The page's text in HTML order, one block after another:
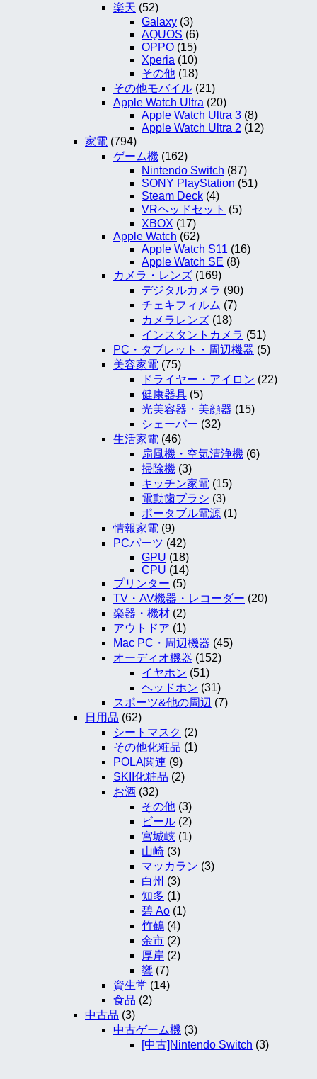
楽天 (52)
Galaxy (3)
AQUOS (6)
OPPO (15)
Xperia (10)
その他 (18)
その他モバイル (21)
Apple Watch Ultra (20)
Apple Watch Ultra 3 (8)
Apple Watch Ultra 2 (12)
家電 (794)
ゲーム機 (162)
Nintendo Switch (87)
SONY PlayStation (51)
Steam Deck (4)
VRヘッドセット (5)
XBOX (17)
Apple Watch (62)
Apple Watch S11 (16)
Apple Watch SE (8)
カメラ・レンズ (169)
デジタルカメラ (90)
チェキフィルム (7)
カメラレンズ (18)
インスタントカメラ (51)
PC・タブレット・周辺機器 (5)
美容家電 (75)
ドライヤー・アイロン (22)
健康器具 (5)
光美容器・美顔器 (15)
シェーバー (32)
生活家電 (46)
扇風機・空気清浄機 (6)
掃除機 (3)
キッチン家電 (15)
電動歯ブラシ (3)
ポータブル電源 (1)
情報家電 (9)
PCパーツ (42)
GPU (18)
CPU (14)
プリンター (5)
TV・AV機器・レコーダー (20)
楽器・機材 (2)
アウトドア (1)
Mac PC・周辺機器 (45)
オーディオ機器 (152)
イヤホン (51)
ヘッドホン (31)
スポーツ&他の周辺 (7)
日用品 (62)
シートマスク (2)
その他化粧品 (1)
POLA関連 (9)
SKII化粧品 (2)
お酒 (32)
その他 (3)
ビール (2)
宮城峡 (1)
山崎 (3)
マッカラン (3)
白州 (3)
知多 (1)
碧 Ao (1)
竹鶴 (4)
余市 (2)
厚岸 (2)
響 (7)
資生堂 (14)
食品 (2)
中古品 (3)
中古ゲーム機 (3)
[中古]Nintendo Switch (3)